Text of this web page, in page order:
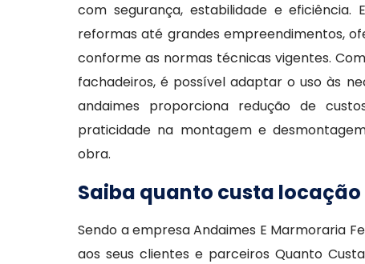
com segurança, estabilidade e eficiência.
reformas até grandes empreendimentos,
conforme as normas técnicas vigentes.
fachadeiros, é possível adaptar o uso às
andaimes proporciona redução de
praticidade na montagem e
obra.
Saiba quanto custa
Sendo a empresa Andaimes E Marmoraria
aos seus clientes e parceiros Quanto